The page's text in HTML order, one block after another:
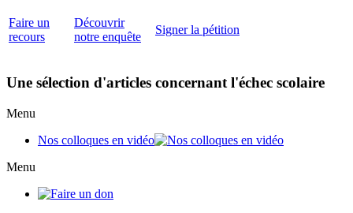
Faire un
recours
Découvrir
notre enquête
Signer la pétition
Une sélection d'articles concernant l'échec scolaire
Menu
Nos colloques en vidéo
Menu